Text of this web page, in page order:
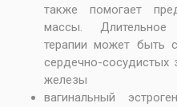
также помогает
массы. Длительное
терапии может быть
сердечно-сосудистых
железы
вагинальный